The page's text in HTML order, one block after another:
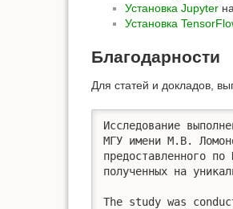
Установка Jupyter
Установка
Благодарности
Для статей и докладов,
Исследование
МГУ имени М.В.
предоставленного
полученных на
The study was